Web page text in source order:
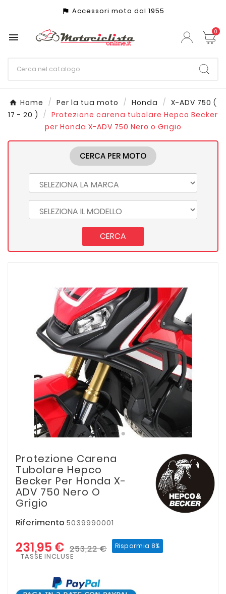
assistant_photo Accessori moto dal 1955
 0
Home Per la tua moto Honda
X-ADV 750 (
17 - 20 )
Protezione carena tubolare Hepco Becker
per Honda X-ADV 750 Nero o Grigio
CERCA PER MOTO
CERCA
Protezione Carena
Tubolare Hepco
Becker Per Honda X-
ADV 750 Nero O
Grigio
Riferimento 5039990001
231,95 € 253,22 € Risparmia 8%
TASSE INCLUSE